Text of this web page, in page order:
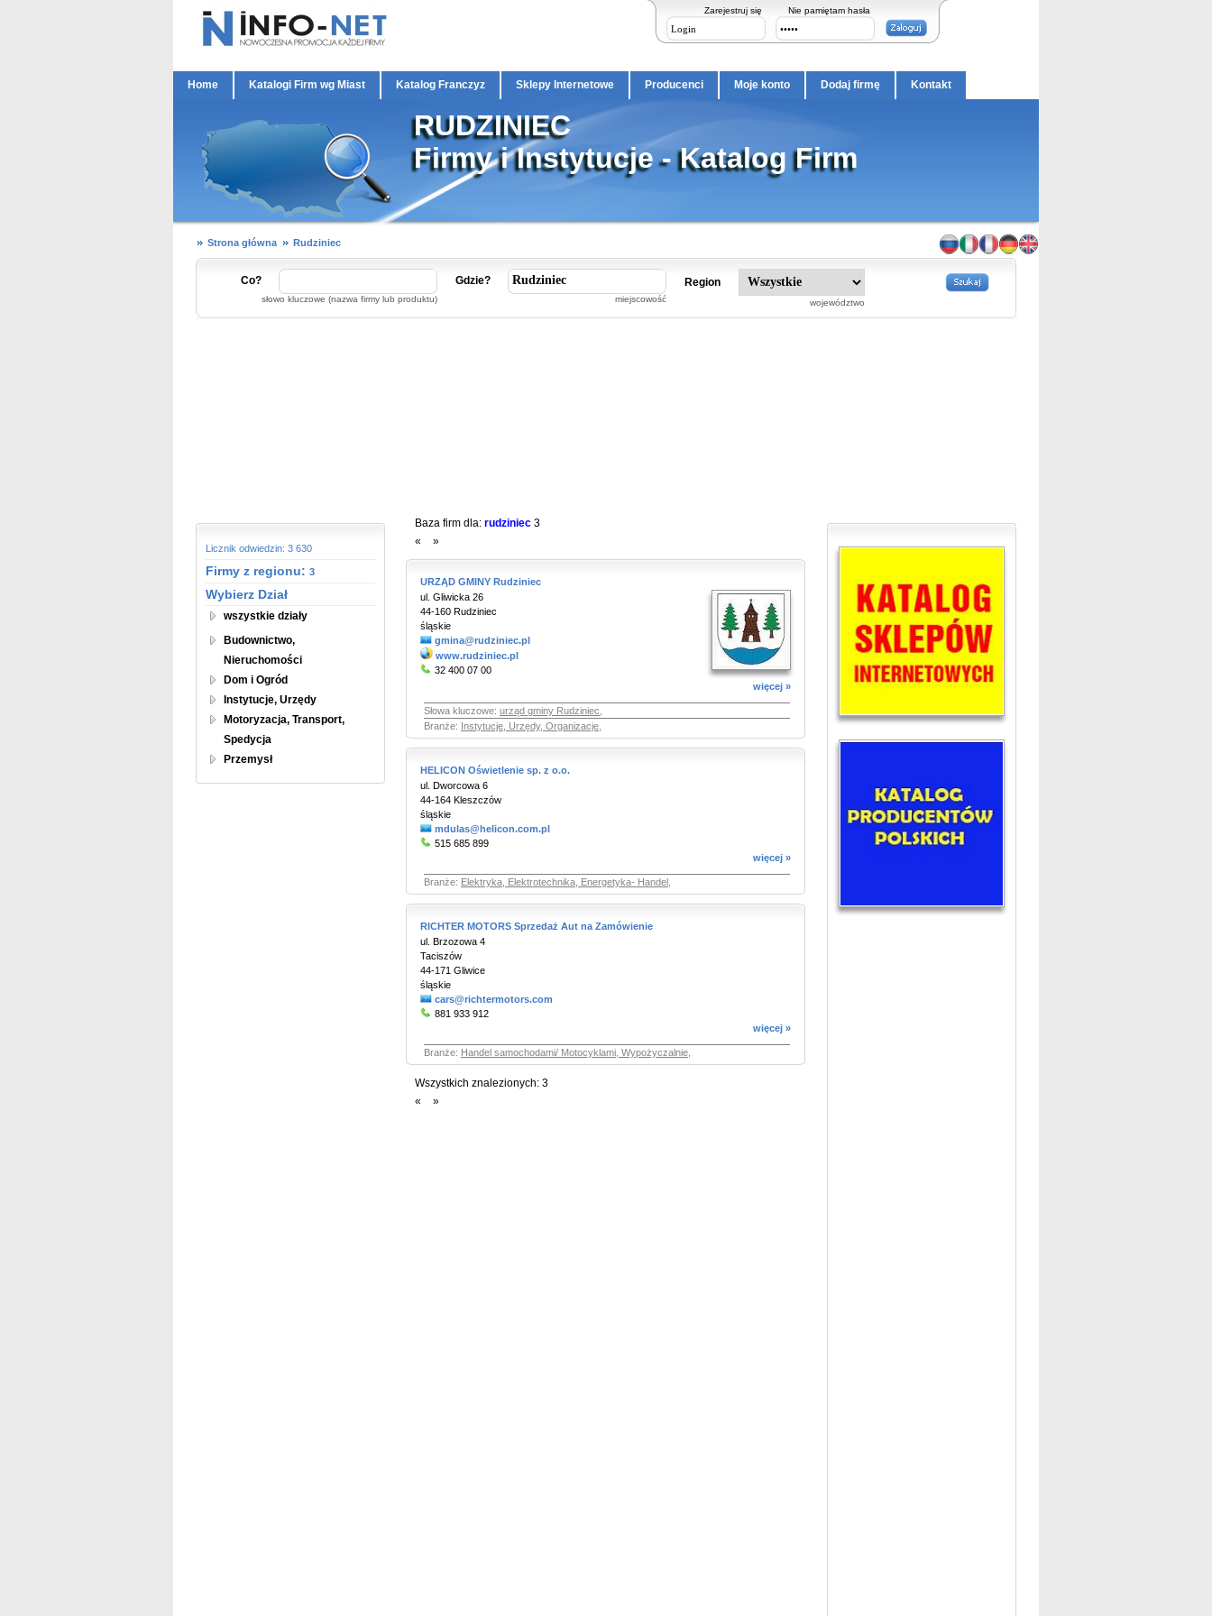
Zarejestruj się Nie pamiętam hasła
Home Katalogi Firm wg Miast Katalog Franczyz Sklepy Internetowe Producenci Moje konto Dodaj firmę Kontakt
RUDZINIEC
Firmy i Instytucje - Katalog Firm
Strona główna Rudziniec
Co?
słowo kluczowe (nazwa firmy lub produktu)
Gdzie?
miejscowość
Region
województwo
Licznik odwiedzin: 3 630
Firmy z regionu: 3
Wybierz Dział
wszystkie działy
Budownictwo,
Nieruchomości
Dom i Ogród
Instytucje, Urzędy
Motoryzacja, Transport,
Spedycja
Przemysł
Baza firm dla: rudziniec 3
«
»
URZĄD GMINY Rudziniec
ul. Gliwicka 26
44-160 Rudziniec
śląskie
gmina@rudziniec.pl
www.rudziniec.pl
32 400 07 00
więcej »
Słowa kluczowe: urząd gminy Rudziniec
Branże: Instytucje, Urzędy, Organizacje
HELICON Oświetlenie sp. z o.o.
ul. Dworcowa 6
44-164 Kleszczów
śląskie
mdulas@helicon.com.pl
515 685 899
więcej »
Branże: Elektryka, Elektrotechnika, Energetyka- Handel
RICHTER MOTORS Sprzedaż Aut na Zamówienie
ul. Brzozowa 4
Taciszów
44-171 Gliwice
śląskie
cars@richtermotors.com
881 933 912
więcej »
Branże: Handel samochodami/ Motocyklami, Wypożyczalnie
Wszystkich znalezionych: 3
«
»